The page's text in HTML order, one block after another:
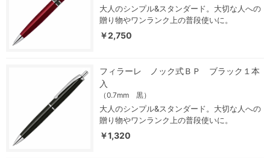
大人のシンプル&スタンダード。大切な人への
贈り物やワンランク上の普段使いに。
￥2,750
フィラーレ ノック式ＢＰ ブラック１本
入
（0.7mm 黒）
大人のシンプル&スタンダード。大切な人への
贈り物やワンランク上の普段使いに。
￥1,320